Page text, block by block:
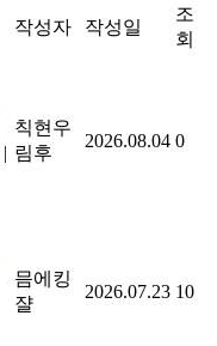
작성자 작성일
조
회
|
칙현우
림후
2026.08.04 0
믐에킹
쟐
2026.07.23 10